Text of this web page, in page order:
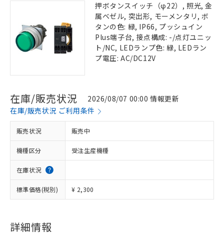
押ボタンスイッチ（φ22）, 照光, 金
属ベゼル, 突出形, モーメンタリ, ボ
タンの色: 緑, IP66, プッシュイン
Plus端子台, 接点構成: -/点灯ユニッ
ト/NC, LEDランプ色: 緑, LEDラン
プ電圧: AC/DC12V
在庫/販売状況
2026/08/07 00:00 情報更新
在庫/販売状況 ご利用条件
販売状況 販売中
機種区分 受注生産機種
在庫状況
標準価格(税別) ¥ 2,300
詳細情報